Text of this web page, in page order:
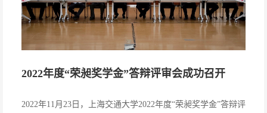
2022年度“荣昶奖学金”答辩评审会成功召开
2022年11月23日，上海交通大学2022年度“荣昶奖学金”答辩评